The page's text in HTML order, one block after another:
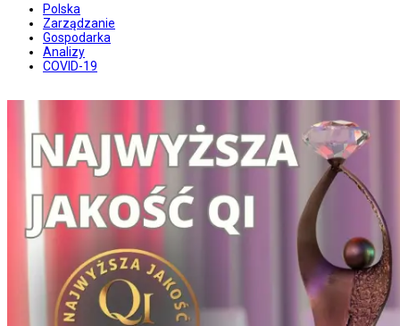
Polska
Zarządzanie
Gospodarka
Analizy
COVID-19